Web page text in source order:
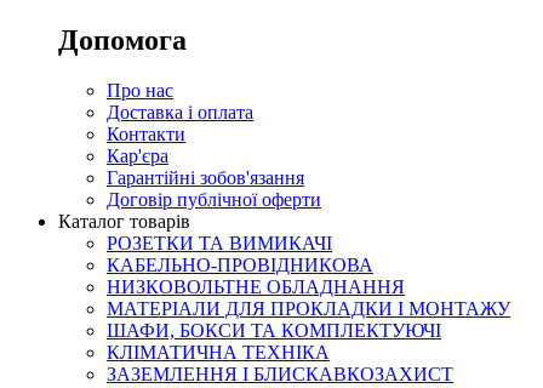
Допомога
Про нас
Доставка і оплата
Контакти
Кар'єра
Гарантійні зобов'язання
Договір публічної оферти
Каталог товарів
РОЗЕТКИ ТА ВИМИКАЧІ
КАБЕЛЬНО-ПРОВІДНИКОВА
НИЗКОВОЛЬТНЕ ОБЛАДНАННЯ
МАТЕРІАЛИ ДЛЯ ПРОКЛАДКИ І МОНТАЖУ
ШАФИ, БОКСИ ТА КОМПЛЕКТУЮЧІ
КЛІМАТИЧНА ТЕХНІКА
ЗАЗЕМЛЕННЯ І БЛИСКАВКОЗАХИСТ